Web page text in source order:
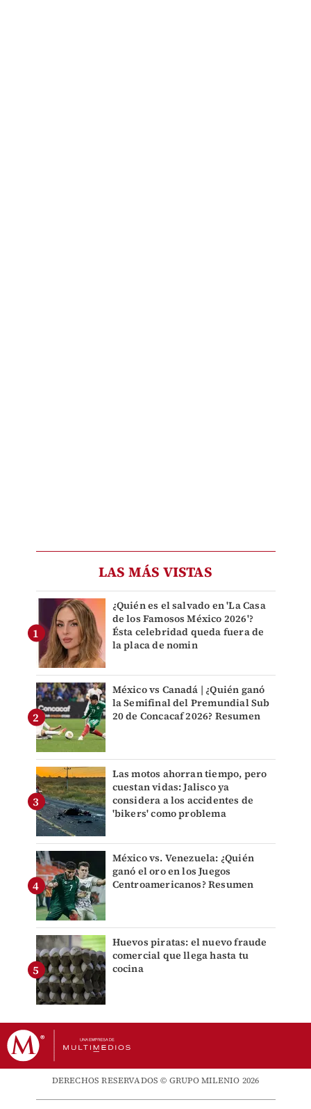
LAS MÁS VISTAS
¿Quién es el salvado en 'La Casa
de los Famosos México 2026'?
Ésta celebridad queda fuera de
la placa de nomin
México vs Canadá | ¿Quién ganó
la Semifinal del Premundial Sub
20 de Concacaf 2026? Resumen
Las motos ahorran tiempo, pero
cuestan vidas: Jalisco ya
considera a los accidentes de
'bikers' como problema
México vs. Venezuela: ¿Quién
ganó el oro en los Juegos
Centroamericanos? Resumen
Huevos piratas: el nuevo fraude
comercial que llega hasta tu
cocina
DERECHOS RESERVADOS © GRUPO MILENIO 2026